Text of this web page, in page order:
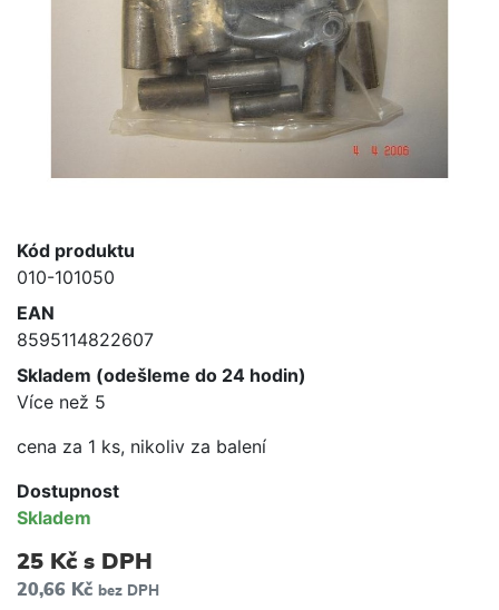
Kód produktu
010-101050
EAN
8595114822607
Skladem (odešleme do 24 hodin)
Více než 5
cena za 1 ks, nikoliv za balení
Dostupnost
Skladem
25 Kč s DPH
20,66 Kč bez DPH